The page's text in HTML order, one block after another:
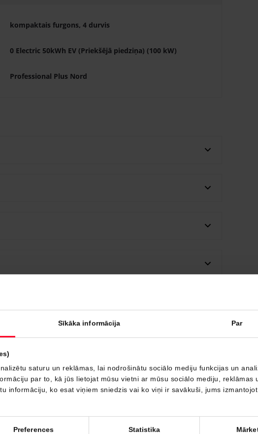
Sīkāka informācija Par
saturu un reklāmas, lai nodrošinātu sociālo mediju funkcijas un
par to, kā jūs lietojat mūsu vietni ar mūsu sociālo mediju, reklāmas
informāciju, ko esat viņiem sniedzis vai ko viņi ir savākuši, jums
Preferences Statistika
kompaktais furgons, 4 durvis
0 Electric 50kWh EV (Priekšējā piedziņa) (100 kW)
Professional Plus Nord